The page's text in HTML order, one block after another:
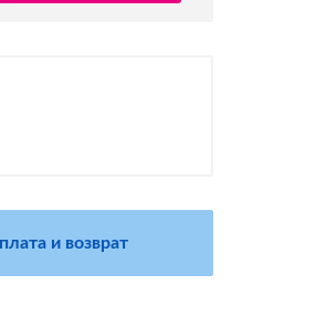
и возврат